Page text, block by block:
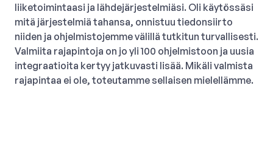
liiketoimintaasi ja lähdejärjestelmiäsi. Oli käytössäsi
mitä järjestelmiä tahansa, onnistuu tiedonsiirto
niiden ja ohjelmistojemme välillä tutkitun turvallisesti.
Valmiita rajapintoja on jo yli 100 ohjelmistoon ja uusia
integraatioita kertyy jatkuvasti lisää. Mikäli valmista
rajapintaa ei ole, toteutamme sellaisen mielellämme.